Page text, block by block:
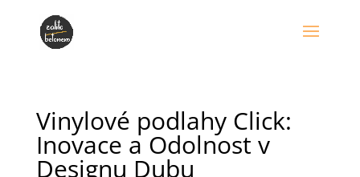
Vinylové podlahy Click:
Inovace a Odolnost v
Designu Dubu